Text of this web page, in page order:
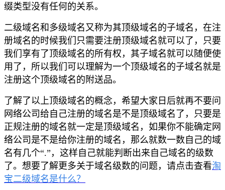
缀类型没有任何的关系。
二级域名和多级域名又称为其顶级域名的子域名，在注
册域名的时候我们只需要注册顶级域名就可以了，只要
我们享有了顶级域名的所有权，其子域名就可以随便使
用了，所以我们可以理解为一个顶级域名的子域名就是
注册这个顶级域名的附送品。
了解了以上顶级域名的概念，希望大家日后就再不要问
网络公司给自己注册的域名是不是顶级域名了，只要是
正规注册的域名就一定是顶级域名，如果你不能确定网
络公司是不是给你注册的域名，那么就数一数自己的域
名有几个“.”，这样自己就能判断出来自己域名的级数
了。想要了解更多关于域名级数的问题，请点击查看淘
宝二级域名是什么？